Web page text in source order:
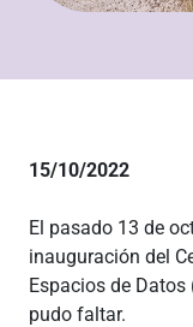
15/10/2022
El pasado 13 de
inauguración del
Espacios de Datos
pudo faltar.